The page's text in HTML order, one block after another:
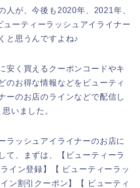
人が、今後も2020年、2021年、
ーティーラッシュアイライナー
と思うんですよね♪
安く買えるクーポンコードやキ
のお得な情報などをビューティ
ーのお店のラインなどで配信し
いました。
ラッシュアイライナーのお店に
て、まずは、【ビューティーラ
イン登録】【 ビューティーラッ
ン割引クーポン】【 ビューティ